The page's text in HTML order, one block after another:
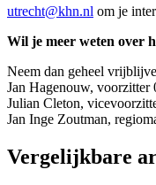
utrecht@khn.nl om je
Wil je meer weten over
Neem dan geheel
Jan Hagenouw, voorzitter
Julian Cleton,
Jan Inge Zoutman,
Vergelijkbare